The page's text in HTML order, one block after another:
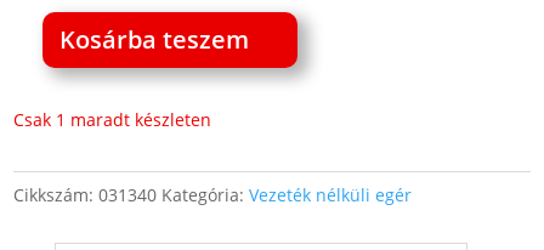
Havit
MS66GT
vezeték
egér
3
Kosárba teszem
Csak 1 maradt készleten
Cikkszám:031340 Kategória:Vezeték nélküli egér